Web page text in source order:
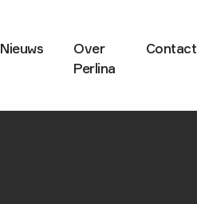
Nieuws
Over
Perlina
Contact